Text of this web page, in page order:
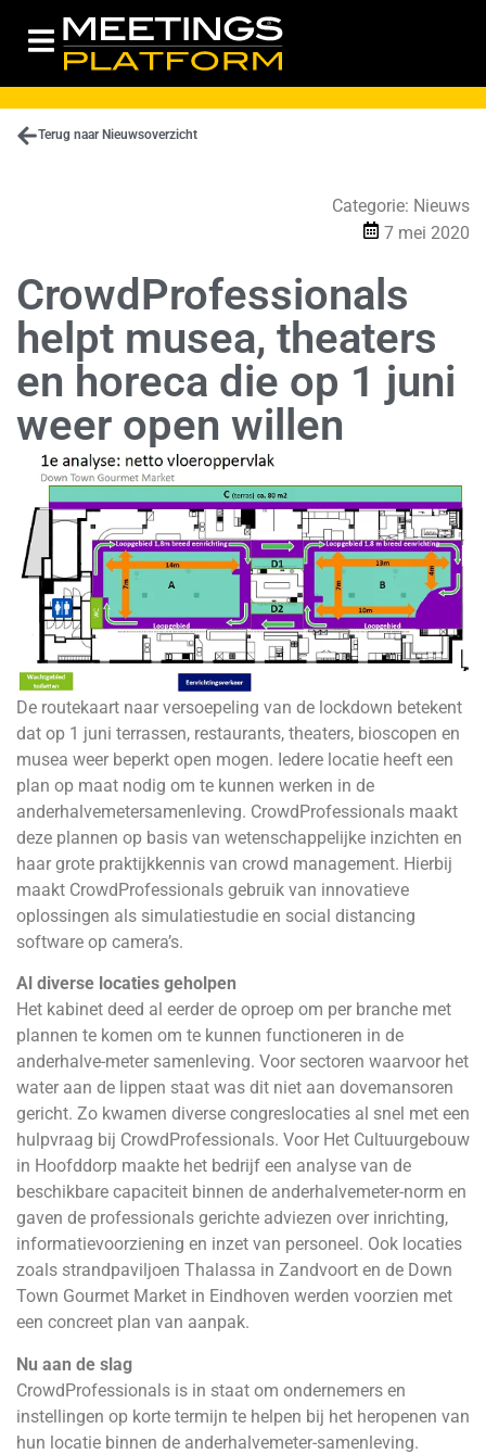
Terug naar Nieuwsoverzicht
Categorie: Nieuws
7 mei 2020
CrowdProfessionals
helpt musea, theaters
en horeca die op 1 juni
weer open willen
De routekaart naar versoepeling van de lockdown betekent
dat op 1 juni terrassen, restaurants, theaters, bioscopen en
musea weer beperkt open mogen. Iedere locatie heeft een
plan op maat nodig om te kunnen werken in de
anderhalvemetersamenleving. CrowdProfessionals maakt
deze plannen op basis van wetenschappelijke inzichten en
haar grote praktijkkennis van crowd management. Hierbij
maakt CrowdProfessionals gebruik van innovatieve
oplossingen als simulatiestudie en social distancing
software op camera’s.
Al diverse locaties geholpen
Het kabinet deed al eerder de oproep om per branche met
plannen te komen om te kunnen functioneren in de
anderhalve-meter samenleving. Voor sectoren waarvoor het
water aan de lippen staat was dit niet aan dovemansoren
gericht. Zo kwamen diverse congreslocaties al snel met een
hulpvraag bij CrowdProfessionals. Voor Het Cultuurgebouw
in Hoofddorp maakte het bedrijf een analyse van de
beschikbare capaciteit binnen de anderhalvemeter-norm en
gaven de professionals gerichte adviezen over inrichting,
informatievoorziening en inzet van personeel. Ook locaties
zoals strandpaviljoen Thalassa in Zandvoort en de Down
Town Gourmet Market in Eindhoven werden voorzien met
een concreet plan van aanpak.
Nu aan de slag
CrowdProfessionals is in staat om ondernemers en
instellingen op korte termijn te helpen bij het heropenen van
hun locatie binnen de anderhalvemeter-samenleving.